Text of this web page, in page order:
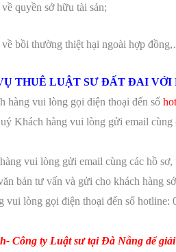
quyền sở hữu tài sản;
bồi thường thiệt hại ngoài hợp
THUÊ LUẬT SƯ ĐẤT ĐAI VỚI
hàng vui lòng gọi điện thoại đến số
Khách hàng vui lòng gửi email
vui lòng gửi email cùng các hồ
bản tư vấn và gửi cho khách hàng
lòng gọi điện thoại đến số
Công ty Luật sư tạiĐà Nẵng để giải